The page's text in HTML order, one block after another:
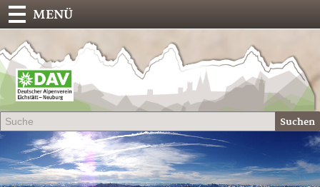
Suchen
MENÜ